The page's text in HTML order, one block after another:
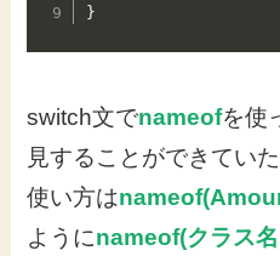
}
switch文でnameofを使
見することができていた
使い方は
ようにnameof(クラス